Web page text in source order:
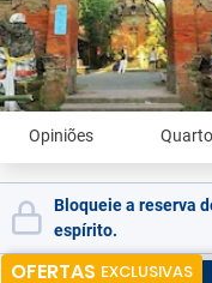
Opiniões
Bloqueie a reserva
espírito.
OFERTAS EXCLUSIVAS